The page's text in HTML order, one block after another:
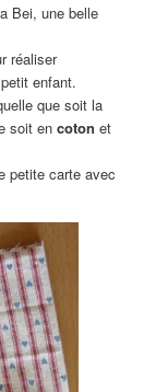
Bei, une belle
réaliser
enfant.
que soit la
soit encoton et
petite carte avec